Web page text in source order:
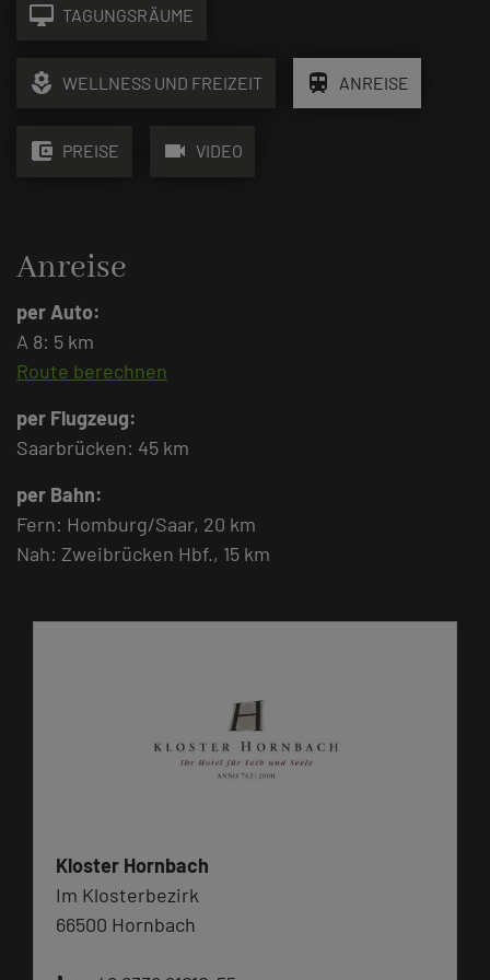
desktop_mac TAGUNGSRÄUME
local_florist WELLNESS UND FREIZEIT train ANREISE
account_balance_wallet PREISE videocam VIDEO
Anreise
per Auto:
A 8: 5 km
Route berechnen
per Flugzeug:
Saarbrücken: 45 km
per Bahn:
Fern: Homburg/Saar, 20 km
Nah: Zweibrücken Hbf., 15 km
Kloster Hornbach
Im Klosterbezirk
66500 Hornbach